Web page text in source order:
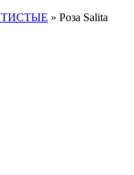
» Роза Salita